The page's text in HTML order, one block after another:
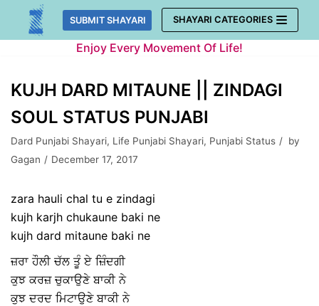
Skip
SUBMIT SHAYARI SHAYARI CATEGORIES
Enjoy Every Movement Of Life!
KUJH DARD MITAUNE || ZINDAGI
SOUL STATUS PUNJABI
Dard Punjabi Shayari, Life Punjabi Shayari, Punjabi Status
by
Gagan
December 17, 2017
zara hauli chal tu e zindagi
kujh karjh chukaune baki ne
kujh dard mitaune baki ne
ਜ਼ਰਾ ਹੌਲੀ ਚੱਲ ਤੂੰ ਏ ਜ਼ਿੰਦਗੀ
ਕੁਝ ਕਰਜ਼ ਚੁਕਾਉਣੇ ਬਾਕੀ ਨੇ
ਕੁਝ ਦਰਦ ਮਿਟਾਉਣੇ ਬਾਕੀ ਨੇ